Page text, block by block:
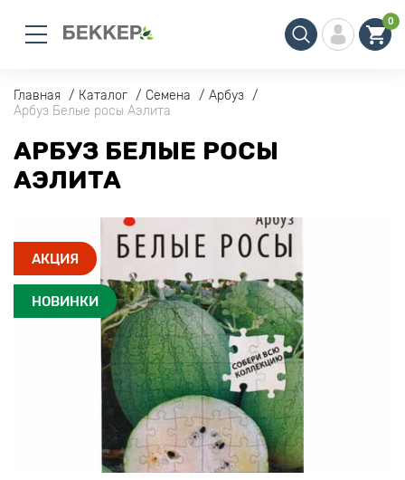
0
Главная Каталог Семена
Арбуз
Арбуз Белые росы Аэлита
АРБУЗ БЕЛЫЕ РОСЫ
АЭЛИТА
АКЦИЯ
НОВИНКИ